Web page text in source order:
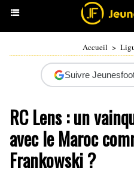
Accueil >
Suivre
RC Lens : un
avec le Maroc
Frankowski ?